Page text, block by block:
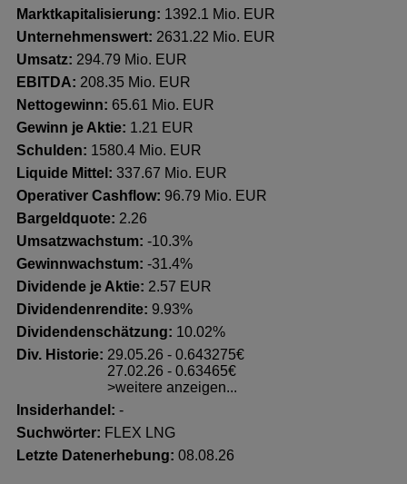
Marktkapitalisierung: 1392.1 Mio. EUR
Unternehmenswert: 2631.22 Mio. EUR
Umsatz: 294.79 Mio. EUR
EBITDA: 208.35 Mio. EUR
Nettogewinn: 65.61 Mio. EUR
Gewinn je Aktie: 1.21 EUR
Schulden: 1580.4 Mio. EUR
Liquide Mittel: 337.67 Mio. EUR
Operativer Cashflow: 96.79 Mio. EUR
Bargeldquote: 2.26
Umsatzwachstum: -10.3%
Gewinnwachstum: -31.4%
Dividende je Aktie: 2.57 EUR
Dividendenrendite: 9.93%
Dividendenschätzung: 10.02%
Div. Historie: 29.05.26 - 0.643275€
27.02.26 - 0.63465€
>weitere anzeigen...
Insiderhandel : -
Suchwörter: FLEX LNG
Letzte Datenerhebung: 08.08.26